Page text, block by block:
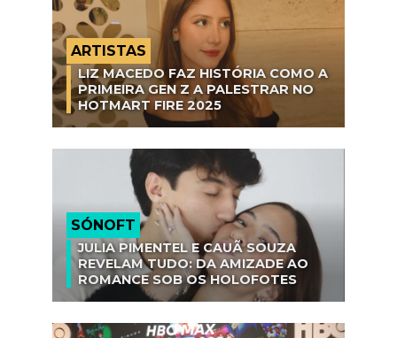
ARTISTAS
LIZ MACEDO FAZ HISTÓRIA COMO A
PRIMEIRA GEN Z A PALESTRAR NO
HOTMART FIRE 2025
SÓNOFT
JULIA PIMENTEL E CAUÃ SOUZA
REVELAM TUDO: DA AMIZADE AO
ROMANCE SOB OS HOLOFOTES